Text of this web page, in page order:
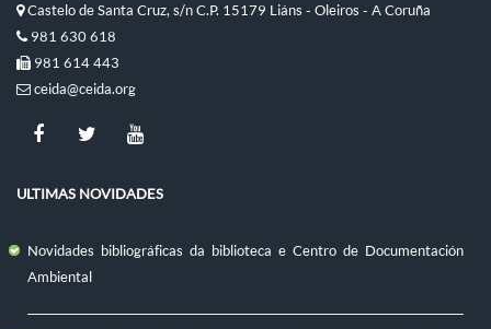
Castelo de Santa Cruz, s/n C.P. 15179 Liáns - Oleiros - A Coruña
981 630 618
981 614 443
ceida@ceida.org
ULTIMAS NOVIDADES
Novidades bibliográficas da biblioteca e Centro de Documentación
Ambiental